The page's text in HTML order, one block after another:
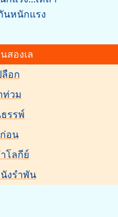
นหนักแรง
สองเล
ลือก
ท่วม
รรพ์
อน
โลกีย์
งรําพัน